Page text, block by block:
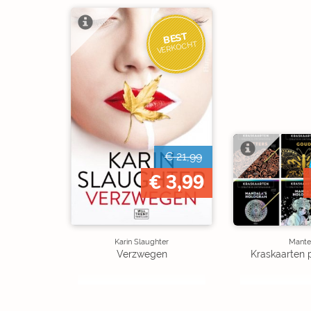
BEST
VERKOCHT
€ 21,99
€ 3,99
Karin Slaughter
Verzwegen Kraskaarten